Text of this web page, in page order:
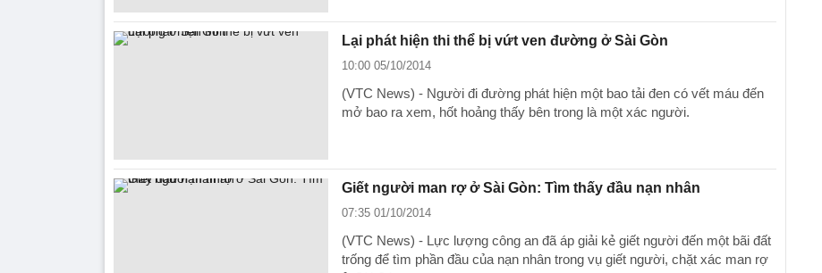
Lại phát hiện thi thể bị vứt ven đường ở Sài Gòn
10:00 05/10/2014
(VTC News) - Người đi đường phát hiện một bao tải đen có vết máu đến
mở bao ra xem, hốt hoảng thấy bên trong là một xác người.
Giết người man rợ ở Sài Gòn: Tìm thấy đầu nạn nhân
07:35 01/10/2014
(VTC News) - Lực lượng công an đã áp giải kẻ giết người đến một bãi đất
trống để tìm phần đầu của nạn nhân trong vụ giết người, chặt xác man rợ